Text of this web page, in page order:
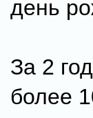
день
За 2
более